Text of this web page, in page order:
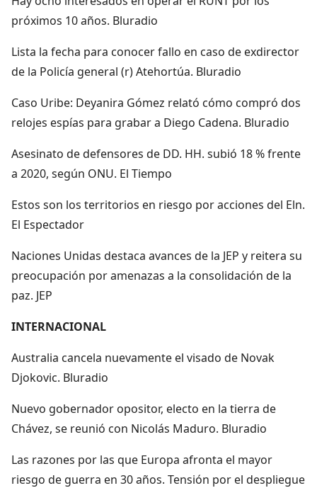
próximos 10 años. Bluradio
Lista la fecha para conocer fallo en caso de exdirector
de la Policía general (r) Atehortúa. Bluradio
Caso Uribe: Deyanira Gómez relató cómo compró dos
relojes espías para grabar a Diego Cadena. Bluradio
Asesinato de defensores de DD. HH. subió 18 % frente
a 2020, según ONU. El Tiempo
Estos son los territorios en riesgo por acciones del Eln.
El Espectador
Naciones Unidas destaca avances de la JEP y reitera su
preocupación por amenazas a la consolidación de la
paz. JEP
INTERNACIONAL
Australia cancela nuevamente el visado de Novak
Djokovic. Bluradio
Nuevo gobernador opositor, electo en la tierra de
Chávez, se reunió con Nicolás Maduro. Bluradio
Las razones por las que Europa afronta el mayor
riesgo de guerra en 30 años. Tensión por el despliegue